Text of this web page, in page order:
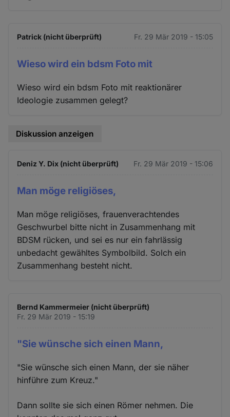
Patrick (nicht überprüft) Fr. 29 Mär 2019 - 15:05
Wieso wird ein bdsm Foto mit
Wieso wird ein bdsm Foto mit reaktionärer
Ideologie zusammen gelegt?
Diskussion anzeigen
Deniz Y. Dix (nicht überprüft) Fr. 29 Mär 2019 - 15:06
Man möge religiöses,
Man möge religiöses, frauenverachtendes
Geschwurbel bitte nicht in Zusammenhang mit
BDSM rücken, und sei es nur ein fahrlässig
unbedacht gewähltes Symbolbild. Solch ein
Zusammenhang besteht nicht.
Bernd Kammermeier (nicht überprüft)
Fr. 29 Mär 2019 - 15:19
"Sie wünsche sich einen Mann,
"Sie wünsche sich einen Mann, der sie näher
hinführe zum Kreuz."
Dann sollte sie sich einen Römer nehmen. Die